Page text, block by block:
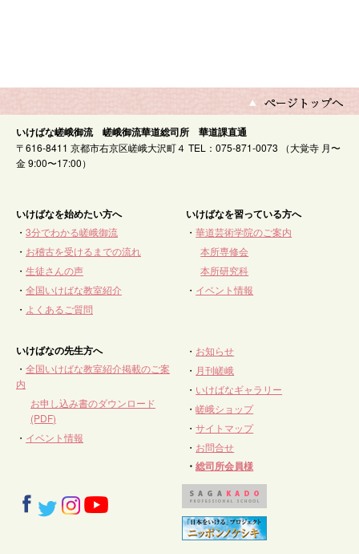
いけばな嵯峨御流 嵯峨御流華道総司所 華道課直通
〒616-8411 京都市右京区嵯峨大沢町４ TEL：075-871-0073 （大覚寺 月〜
金 9:00〜17:00）
いけばなを始めたい方へ
・ 3分でわかる嵯峨御流
・ お稽古を受けるまでの流れ
・ 生徒さんの声
・ 全国いけばな教室紹介
・ よくあるご質問
いけばなを習っている方へ
・華道芸術学院のご案内
本所専修会
本所研究科
・ イベント情報
いけばなの先生方へ
・ 全国いけばな教室紹介掲載のご案
内
お申し込み書のダウンロード
(PDF)
・ イベント情報
・ お知らせ
・ 月刊嵯峨
・ いけばなギャラリー
・嵯峨ショップ
・サイトマップ
・ お問合せ
・総司所会員様